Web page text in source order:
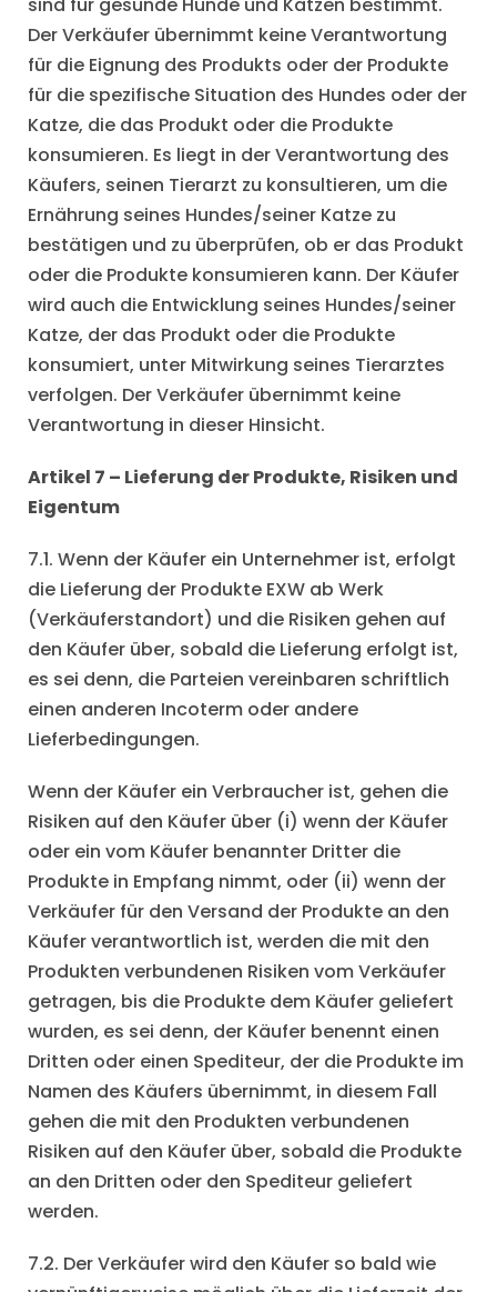
Der Verkäufer übernimmt keine Verantwortung
für die Eignung des Produkts oder der Produkte
für die spezifische Situation des Hundes oder der
Katze, die das Produkt oder die Produkte
konsumieren. Es liegt in der Verantwortung des
Käufers, seinen Tierarzt zu konsultieren, um die
Ernährung seines Hundes/seiner Katze zu
bestätigen und zu überprüfen, ob er das Produkt
oder die Produkte konsumieren kann. Der Käufer
wird auch die Entwicklung seines Hundes/seiner
Katze, der das Produkt oder die Produkte
konsumiert, unter Mitwirkung seines Tierarztes
verfolgen. Der Verkäufer übernimmt keine
Verantwortung in dieser Hinsicht.
Artikel 7 – Lieferung der Produkte, Risiken und
Eigentum
7.1. Wenn der Käufer ein Unternehmer ist, erfolgt
die Lieferung der Produkte EXW ab Werk
(Verkäuferstandort) und die Risiken gehen auf
den Käufer über, sobald die Lieferung erfolgt ist,
es sei denn, die Parteien vereinbaren schriftlich
einen anderen Incoterm oder andere
Lieferbedingungen.
Wenn der Käufer ein Verbraucher ist, gehen die
Risiken auf den Käufer über (i) wenn der Käufer
oder ein vom Käufer benannter Dritter die
Produkte in Empfang nimmt, oder (ii) wenn der
Verkäufer für den Versand der Produkte an den
Käufer verantwortlich ist, werden die mit den
Produkten verbundenen Risiken vom Verkäufer
getragen, bis die Produkte dem Käufer geliefert
wurden, es sei denn, der Käufer benennt einen
Dritten oder einen Spediteur, der die Produkte im
Namen des Käufers übernimmt, in diesem Fall
gehen die mit den Produkten verbundenen
Risiken auf den Käufer über, sobald die Produkte
an den Dritten oder den Spediteur geliefert
werden.
7.2. Der Verkäufer wird den Käufer so bald wie